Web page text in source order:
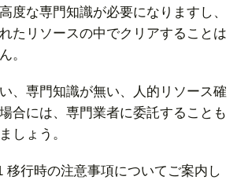
度な専門知識が必要になりますし、
たリソースの中でクリアすることは
。
、専門知識が無い、人的リソース確
合には、専門業者に委託することも
しょう。
移行時の注意事項についてご案内し